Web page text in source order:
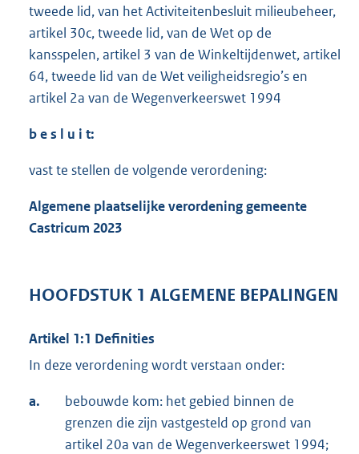
tweede lid, van het Activiteitenbesluit milieubeheer,
artikel 30c, tweede lid, van de Wet op de
kansspelen, artikel 3 van de Winkeltijdenwet, artikel
64, tweede lid van de Wet veiligheidsregio’s en
artikel 2a van de Wegenverkeerswet 1994
b e s l u i t:
vast te stellen de volgende verordening:
Algemene plaatselijke verordening gemeente
Castricum 2023
HOOFDSTUK 1 ALGEMENE BEPALINGEN
Artikel 1:1 Definities
In deze verordening wordt verstaan onder:
a.
bebouwde kom: het gebied binnen de
grenzen die zijn vastgesteld op grond van
artikel 20a van de Wegenverkeerswet 1994;